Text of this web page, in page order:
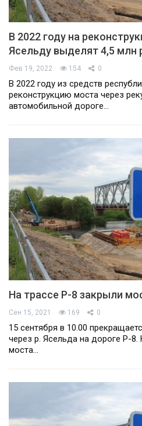
В 2022 году на
Ясельду выделят 4,5 млн
Фев 19, 2022 154 0
В 2022 году из средств
реконструкцию моста через
автомобильной дороге…
На трассе Р-8 закрыли
Сен 15, 2021 169 0
15 сентября в 10.00
через р. Ясельда на дороге Р-8.
моста…